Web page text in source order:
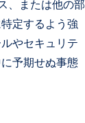
、または他の部
定するよう強
やセキュリテ
予期せぬ事態